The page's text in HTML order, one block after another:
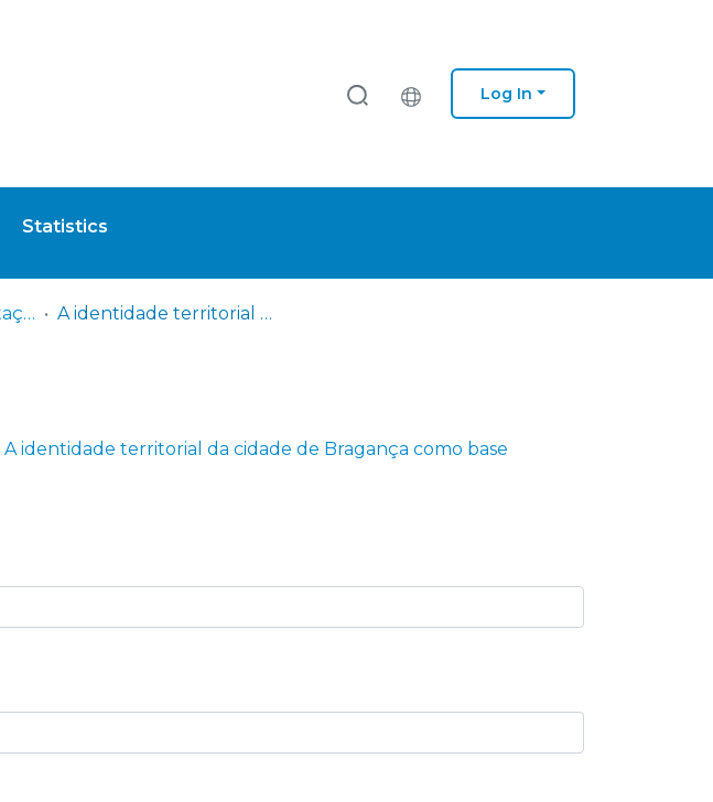
Log In
Statistics
IPAM - Porto - Dissertação de Mestrado A identidade territorial da cidade de Bragança como base sustentável da marca
A identidade territorial da cidade de Bragança como base